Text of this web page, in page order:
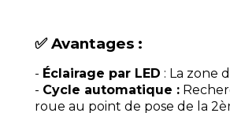
✅ Avantages :
- Éclairage par LED : La zone
- Cycle automatique :
roue au point de pose de la